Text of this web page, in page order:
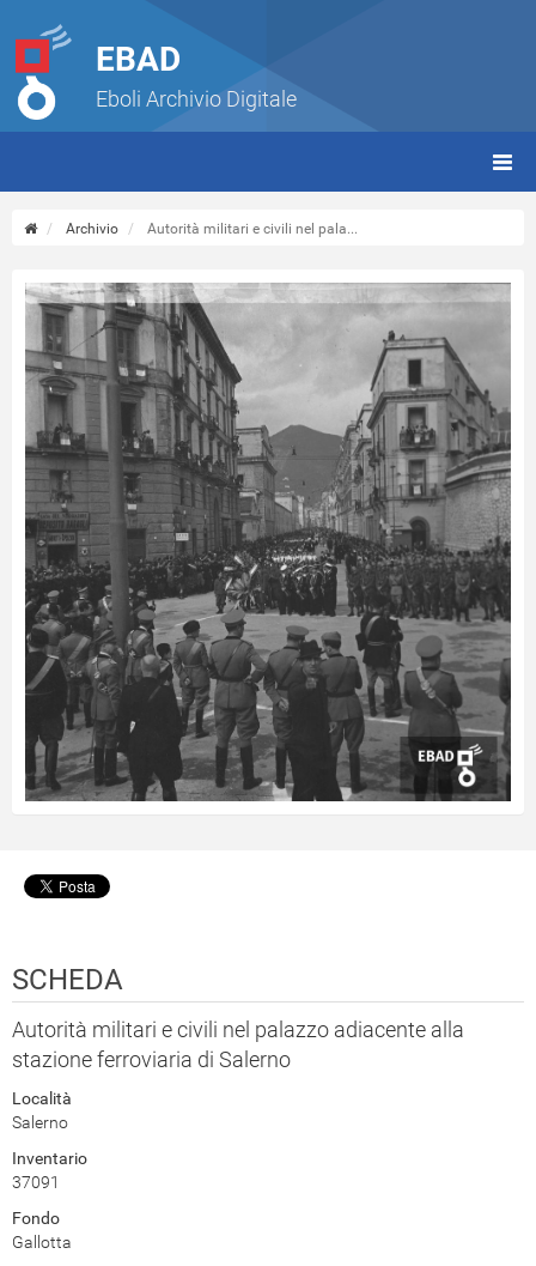
EBAD
Eboli Archivio Digitale
Archivio Autorità militari e civili nel pala...
SCHEDA
Autorità militari e civili nel palazzo adiacente alla
stazione ferroviaria di Salerno
Località
Salerno
Inventario
37091
Fondo
Gallotta